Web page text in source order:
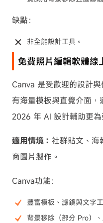
缺點：
非全能設計工具。
免費照片編輯軟體
Canva 是受歡迎的設計
有海量模板與直覺介面
2026 年 AI 設計輔助更為
適用情境： 社群貼文、海
商圖片製作。
Canva功能：
豐富模板、濾鏡與文字
背景移除（部分 Pro）